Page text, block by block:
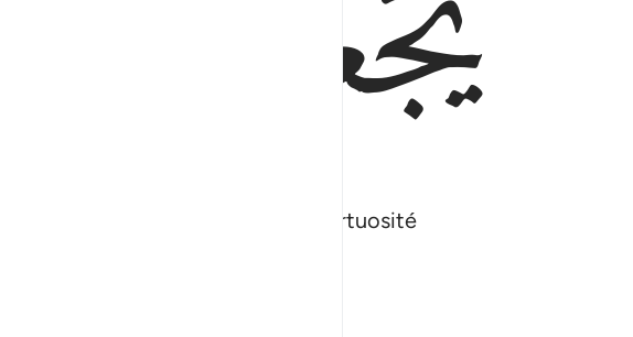
et n’y a point introduit de tortuosité